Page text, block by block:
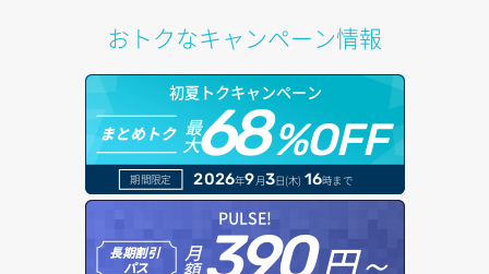
オブジェクトバージョン管理
オブジェクト削除
オブジェクト削除予約
オブジェクト複製
オブジェクト詳細取得
入金履歴取得
告知一覧取得
告知詳細取得
告知閲覧ステータス変更
ドメイン情報更新
ドメイン情報登録
ドメイン詳細取得
レコード一覧取得
DBサーバー容量取得
DBサーバー容量変更
DBサーバー更新
DBサーバー詳細取得
おトクなキャンペーン情報
初夏トクキャンペーン
まとめトク 最
大68%OFF
期間限定 2026年9月3日(木) 16時まで
PULSE!
長期割引
パス
月 円～